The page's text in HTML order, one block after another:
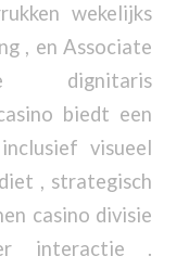
wekelijks
, en Associate
dignitaris
biedt een
visueel
, strategisch
casino divisie
interactie .